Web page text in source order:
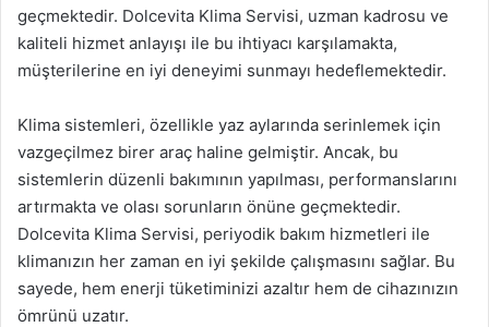
geçmektedir. Dolcevita Klima Servisi, uzman kadrosu ve
kaliteli hizmet anlayışı ile bu ihtiyacı karşılamakta,
müşterilerine en iyi deneyimi sunmayı hedeflemektedir.
Klima sistemleri, özellikle yaz aylarında serinlemek için
vazgeçilmez birer araç haline gelmiştir. Ancak, bu
sistemlerin düzenli bakımının yapılması, performanslarını
artırmakta ve olası sorunların önüne geçmektedir.
Dolcevita Klima Servisi, periyodik bakım hizmetleri ile
klimanızın her zaman en iyi şekilde çalışmasını sağlar. Bu
sayede, hem enerji tüketiminizi azaltır hem de cihazınızın
ömrünü uzatır.